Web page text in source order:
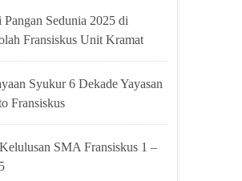
Pangan Sedunia 2025 di
Fransiskus Unit Kramat
Syukur 6 Dekade Yayasan
Fransiskus
SMA Fransiskus 1 –